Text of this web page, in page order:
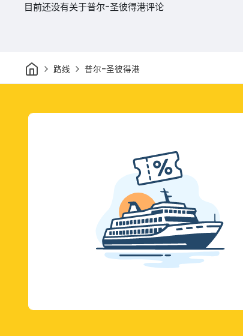
目前还没有关于普尔-圣彼得港评论
家 路线 普尔-圣彼得港